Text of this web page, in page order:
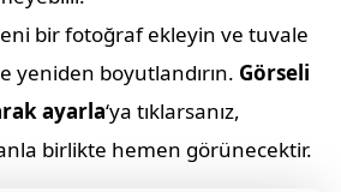
bir fotoğraf ekleyin ve tuvale
yeniden boyutlandırın. Görseli
ayarla‘ya tıklarsanız,
birlikte hemen görünecektir.